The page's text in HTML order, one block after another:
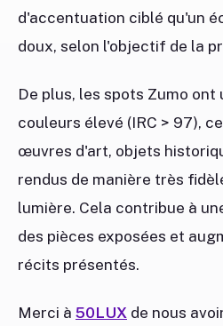
d'accentuation ciblé qu'un
doux, selon l'objectif de la
De plus, les spots Zumo ont
couleurs élevé (IRC > 97),
œuvres d'art, objets
rendus de manière très
lumière. Cela contribue à
des pièces exposées et
récits présentés.
Merci à 50LUX de nous